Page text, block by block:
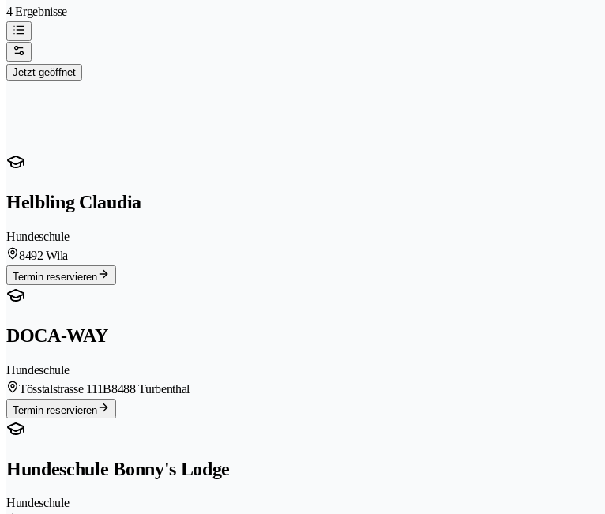
4 Ergebnisse
Jetzt geöffnet
Helbling Claudia
Hundeschule
8492 Wila
Termin reservieren
DOCA-WAY
Hundeschule
Tösstalstrasse 111B8488 Turbenthal
Termin reservieren
Hundeschule Bonny's Lodge
Hundeschule